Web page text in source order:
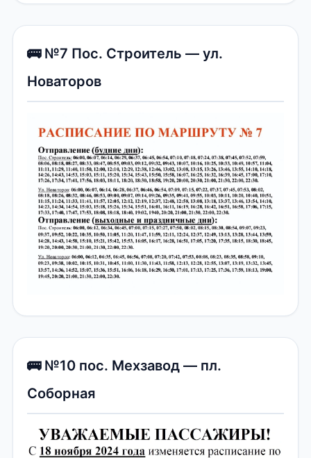
🚌 №7 Пос. Строитель — ул.
Новаторов
🚌 №10 пос. Мехзавод — пл.
Соборная